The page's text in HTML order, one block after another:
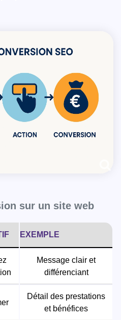
sur un site web
EXEMPLE
Message clair et
différenciant
Détail des prestations
et bénéfices